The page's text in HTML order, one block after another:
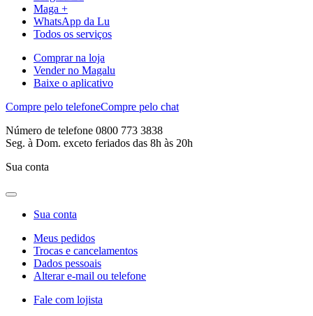
Maga +
WhatsApp da Lu
Todos os serviços
Comprar na loja
Vender no Magalu
Baixe o aplicativo
Compre pelo telefoneCompre pelo chat
Número de telefone 0800 773 3838
Seg. à Dom. exceto feriados das 8h às 20h
Sua conta
Sua conta
Meus pedidos
Trocas e cancelamentos
Dados pessoais
Alterar e-mail ou telefone
Fale com lojista